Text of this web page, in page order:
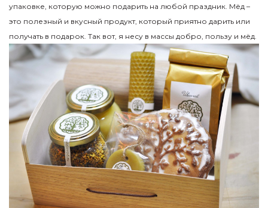
упаковке, которую можно подарить на любой праздник. Мёд –
это полезный и вкусный продукт, который приятно дарить или
получать в подарок. Так вот, я несу в массы добро, пользу и мёд.